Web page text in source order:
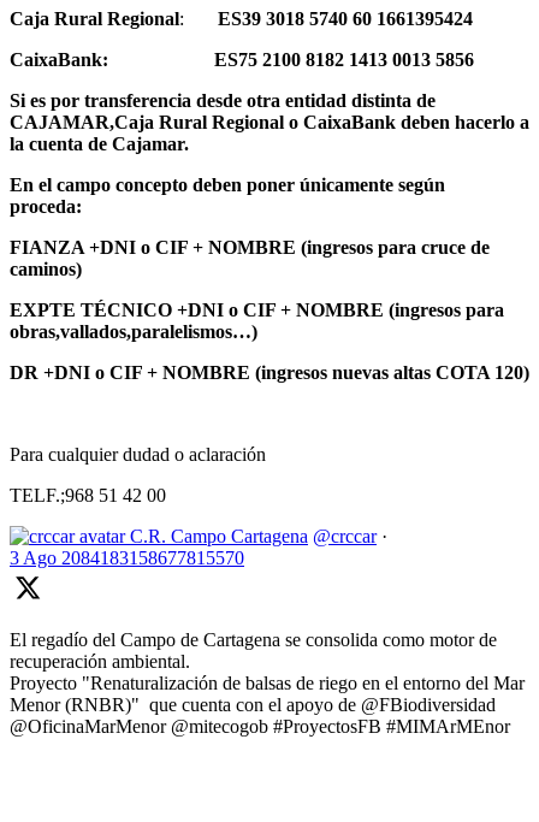
Caja Rural Regional: ES39 3018 5740 60 1661395424
CaixaBank:
ES75 2100 8182 1413 0013 5856
Si es por transferencia desde otra entidad distinta de
CAJAMAR,Caja Rural Regional o CaixaBank deben hacerlo a
la cuenta de Cajamar.
En el campo concepto deben poner únicamente según
proceda:
FIANZA +DNI o CIF + NOMBRE (ingresos para cruce de
caminos)
EXPTE TÉCNICO +DNI o CIF + NOMBRE (ingresos para
obras,vallados,paralelismos…)
DR +DNI o CIF + NOMBRE (ingresos nuevas altas COTA 120)
Para cualquier dudad o aclaración
TELF.;968 51 42 00
C.R. Campo Cartagena @crccar ·
3 Ago 2084183158677815570
El regadío del Campo de Cartagena se consolida como motor de
recuperación ambiental.
Proyecto "Renaturalización de balsas de riego en el entorno del Mar
Menor (RNBR)" que cuenta con el apoyo de @FBiodiversidad
@OficinaMarMenor @mitecogob #ProyectosFB #MIMArMEnor